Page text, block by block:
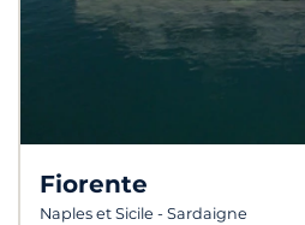
Fiorente
Naples et Sicile - Sardaigne